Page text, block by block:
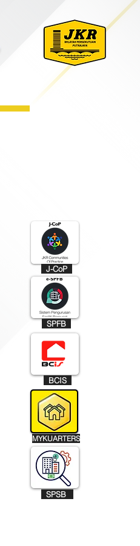
J-CoP
SPFB
BCIS
MYKUARTERS
SPSB